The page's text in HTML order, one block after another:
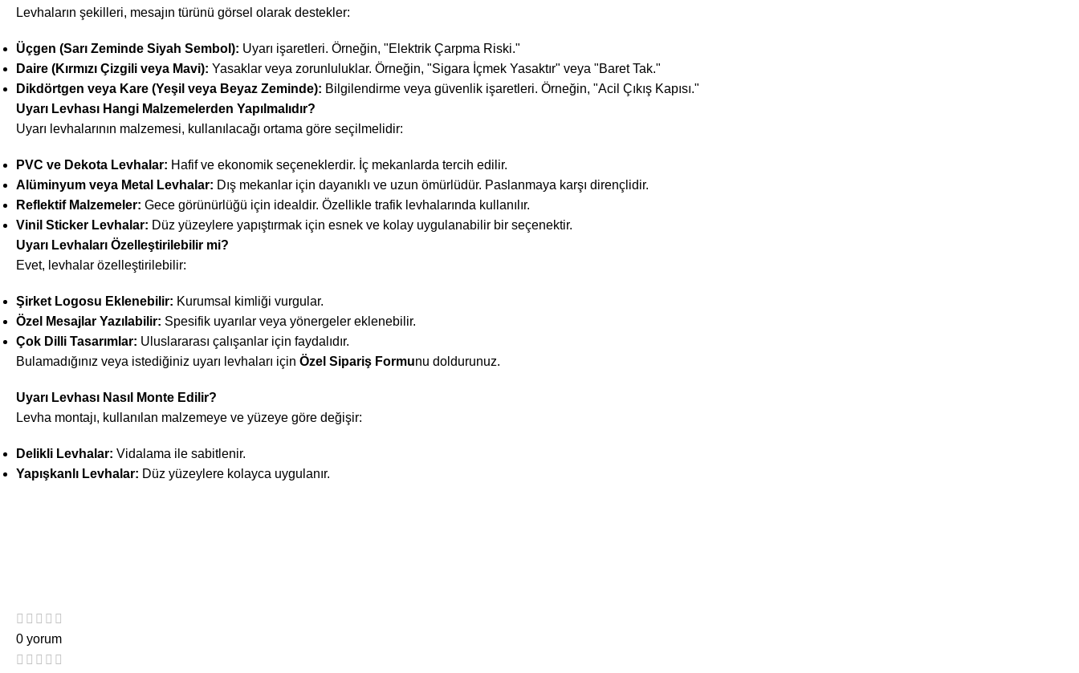
Levhaların şekilleri, mesajın türünü görsel olarak destekler:
Üçgen (Sarı Zeminde Siyah Sembol): Uyarı işaretleri. Örneğin, "Elektrik Çarpma Riski."
Daire (Kırmızı Çizgili veya Mavi): Yasaklar veya zorunluluklar. Örneğin, "Sigara İçmek Yasaktır" veya "Baret Tak."
Dikdörtgen veya Kare (Yeşil veya Beyaz Zeminde): Bilgilendirme veya güvenlik işaretleri. Örneğin, "Acil Çıkış Kapısı."
Uyarı Levhası Hangi Malzemelerden Yapılmalıdır?
Uyarı levhalarının malzemesi, kullanılacağı ortama göre seçilmelidir:
PVC ve Dekota Levhalar: Hafif ve ekonomik seçeneklerdir. İç mekanlarda tercih edilir.
Alüminyum veya Metal Levhalar: Dış mekanlar için dayanıklı ve uzun ömürlüdür. Paslanmaya karşı dirençlidir.
Reflektif Malzemeler: Gece görünürlüğü için idealdir. Özellikle trafik levhalarında kullanılır.
Vinil Sticker Levhalar: Düz yüzeylere yapıştırmak için esnek ve kolay uygulanabilir bir seçenektir.
Uyarı Levhaları Özelleştirilebilir mi?
Evet, levhalar özelleştirilebilir:
Şirket Logosu Eklenebilir: Kurumsal kimliği vurgular.
Özel Mesajlar Yazılabilir: Spesifik uyarılar veya yönergeler eklenebilir.
Çok Dilli Tasarımlar: Uluslararası çalışanlar için faydalıdır.
Bulamadığınız veya istediğiniz uyarı levhaları için Özel Sipariş Formunu doldurunuz.
Uyarı Levhası Nasıl Monte Edilir?
Levha montajı, kullanılan malzemeye ve yüzeye göre değişir:
Delikli Levhalar: Vidalama ile sabitlenir.
Yapışkanlı Levhalar: Düz yüzeylere kolayca uygulanır.
0 yorum